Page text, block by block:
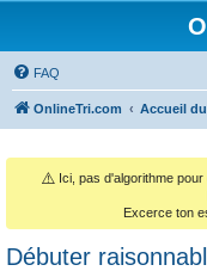
FAQ
OnlineTri.com Accueil
⚠️ Ici, pas d'algorithme
Excerce ton
Débuter